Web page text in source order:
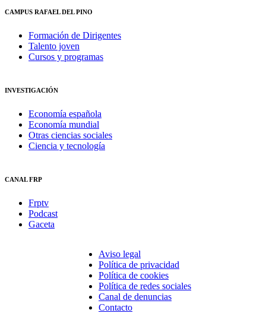
CAMPUS RAFAEL DEL PINO
Formación de Dirigentes
Talento joven
Cursos y programas
INVESTIGACIÓN
Economía española
Economía mundial
Otras ciencias sociales
Ciencia y tecnología
CANAL FRP
Frptv
Podcast
Gaceta
Aviso legal
Política de privacidad
Política de cookies
Política de redes sociales
Canal de denuncias
Contacto